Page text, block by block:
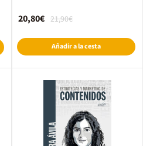
21,90€
20,80€
Añadir a la cesta